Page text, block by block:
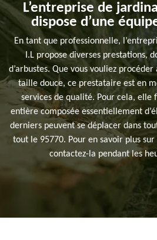
L’entreprise de
dispose d’une
En tant que professionnelle,
I.L propose diverses prestations,
d’arbustes. Que vous vouliez
taille douce, ce prestataire est en
services de qualité. Pour cela, elle
entière composée essentiellement
derniers peuvent se déplacer dans
tout le 95770. Pour en savoir plus sur
contactez-la pendant les